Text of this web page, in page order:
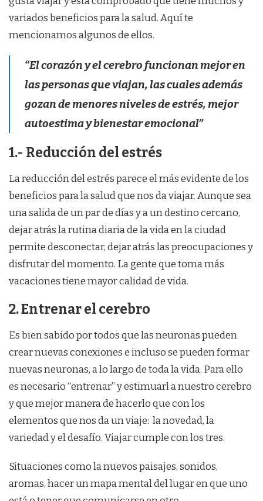
variados beneficios para la salud. Aquí te
mencionamos algunos de ellos.
“El corazón y el cerebro funcionan mejor en
las personas que viajan, las cuales además
gozan de menores niveles de estrés, mejor
autoestima y bienestar emocional”
1.- Reducción del estrés
La reducción del estrés parece el más evidente de los
beneficios para la salud que nos da viajar. Aunque sea
una salida de un par de días y a un destino cercano,
dejar atrás la rutina diaria de la vida en la ciudad
permite desconectar, dejar atrás las preocupaciones y
disfrutar del momento. La gente que toma más
vacaciones tiene mayor calidad de vida.
2. Entrenar el cerebro
Es bien sabido por todos que las neuronas pueden
crear nuevas conexiones e incluso se pueden formar
nuevas neuronas, a lo largo de toda la vida. Para ello
es necesario “entrenar” y estimuarl a nuestro cerebro
y que mejor manera de hacerlo que con los
elementos que nos da un viaje: la novedad, la
variedad y el desafío. Viajar cumple con los tres.
Situaciones como la nuevos paisajes, sonidos,
aromas, hacer un mapa mental del lugar en que uno